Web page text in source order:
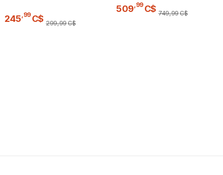
245 99 C$ 299,99C$
509 99 C$ 749,99C$